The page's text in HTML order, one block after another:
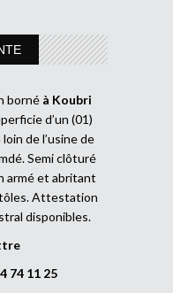
borné à Koubri
d’un (01)
de l’usine de
Semi clôturé
armé et abritant
Attestation
disponibles.
74 11 25